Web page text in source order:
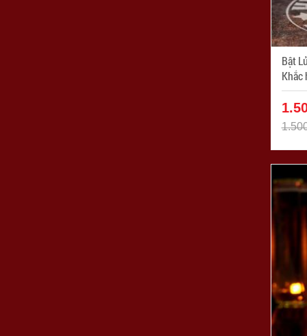
Bật
Khắc